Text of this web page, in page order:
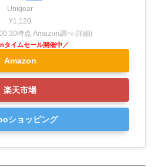
Unigear
¥1,120
時点 Amazon調べ-詳細)
Amazon
楽天市場
ショッピング